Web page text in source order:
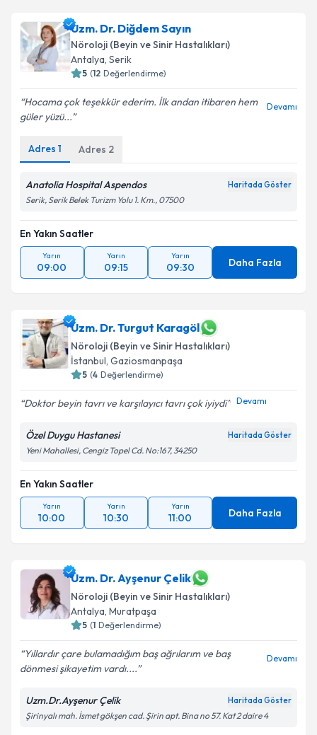
Uzm. Dr. Diğdem Sayın
Nöroloji (Beyin ve Sinir Hastalıkları)
Antalya, Serik
5 (12 Değerlendirme)
Hocama çok teşekkür ederim. İlk andan itibaren hem
güler yüzü...
Devamı
Adres 1 Adres 2
Anatolia Hospital Aspendos Haritada Göster
Serik, Serik Belek Turizm Yolu 1. Km., 07500
En Yakın Saatler
Yarın
09:00
Yarın
09:15
Yarın
09:30 Daha Fazla
Uzm. Dr. Turgut Karagöl
Nöroloji (Beyin ve Sinir Hastalıkları)
İstanbul, Gaziosmanpaşa
5 (4 Değerlendirme)
Doktor beyin tavrı ve karşılayıcı tavrı çok iyiydi Devamı
Özel Duygu Hastanesi Haritada Göster
Yeni Mahallesi, Cengiz Topel Cd. No:167, 34250
En Yakın Saatler
Yarın
10:00
Yarın
10:30
Yarın
11:00 Daha Fazla
Uzm. Dr. Ayşenur Çelik
Nöroloji (Beyin ve Sinir Hastalıkları)
Antalya, Muratpaşa
5 (1 Değerlendirme)
Yıllardır çare bulamadığım baş ağrılarım ve baş
dönmesi şikayetim vardı....
Devamı
Uzm.Dr.Ayşenur Çelik Haritada Göster
Şirinyalı mah. İsmet gökşen cad. Şirin apt. Bina no 57. Kat 2 daire 4